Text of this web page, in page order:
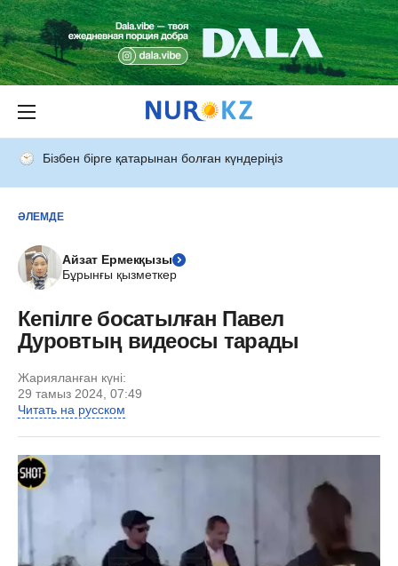
Бізбен бірге қатарынан болған күндеріңіз
ӘЛЕМДЕ
Айзат Ермекқызы
Бұрынғы қызметкер
Кепілге босатылған Павел
Дуровтың видеосы тарады
Жарияланған күні:
29 тамыз 2024, 07:49
Читать на русском